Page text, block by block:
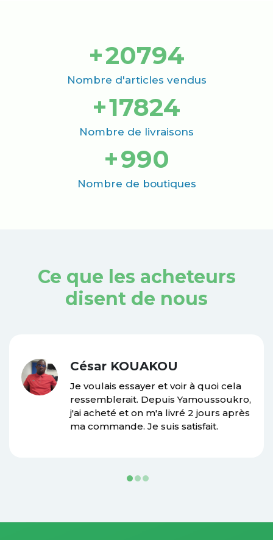
+21000
Nombre d'articles vendus
+18000
Nombre de livraisons
+1000
Nombre de boutiques
Ce que les acheteurs
disent de nous
César KOUAKOU
Je voulais essayer et voir à quoi cela
ressemblerait. Depuis Yamoussoukro,
j'ai acheté et on m'a livré 2 jours après
ma commande. Je suis satisfait.